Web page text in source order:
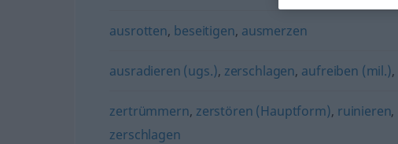
ausrotten, beseitigen, ausmerzen
ausradieren (ugs.), zerschlagen, aufreiben (mil.),
zertrümmern, zerstören (Hauptform), ruinieren,
zerschlagen